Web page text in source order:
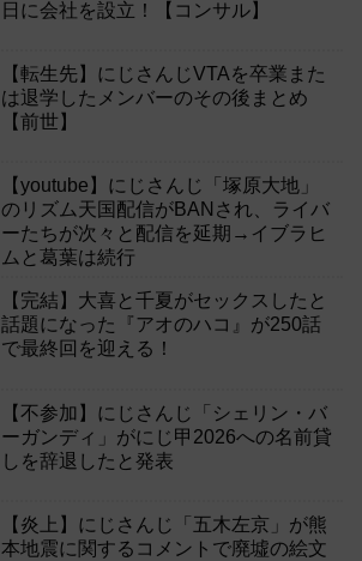
日に会社を設立！【コンサル】
【転生先】にじさんじVTAを卒業また
は退学したメンバーのその後まとめ
【前世】
【youtube】にじさんじ「塚原大地」
のリズム天国配信がBANされ、ライバ
ーたちが次々と配信を延期→イブラヒ
ムと葛葉は続行
【完結】大喜と千夏がセックスしたと
話題になった『アオのハコ』が250話
で最終回を迎える！
【不参加】にじさんじ「シェリン・バ
ーガンディ」がにじ甲2026への名前貸
しを辞退したと発表
【炎上】にじさんじ「五木左京」が熊
本地震に関するコメントで廃墟の絵文